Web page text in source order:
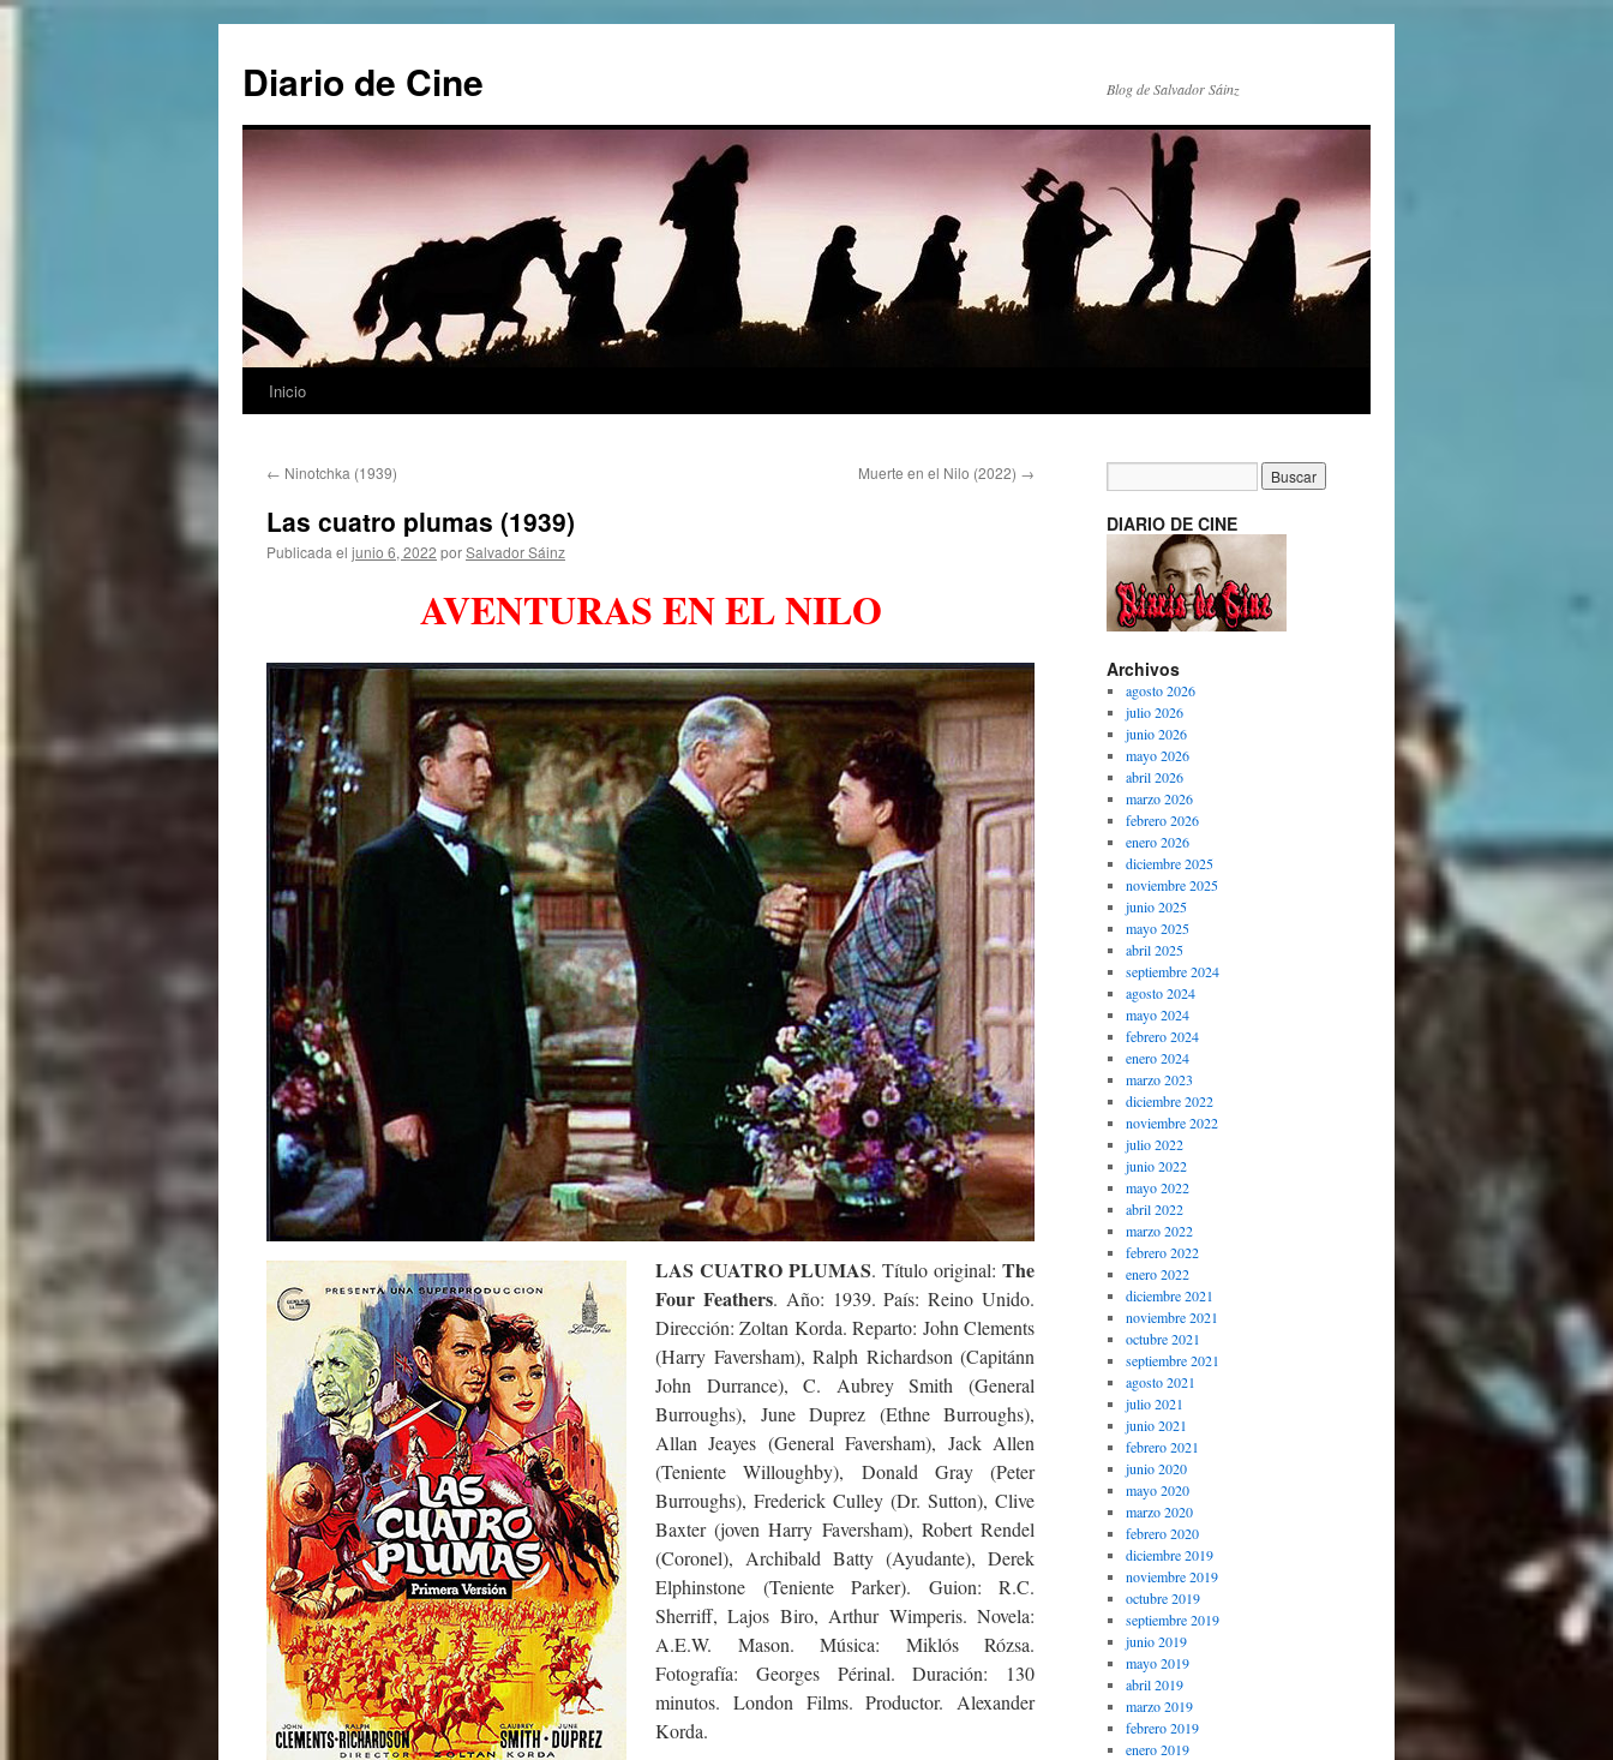
contenido
Diario de Cine Blog de Salvador Sáinz
Inicio
← Ninotchka (1939) Muerte en el Nilo (2022) →
Las cuatro plumas (1939)
Publicada el junio 6, 2022 porSalvador Sáinz
AVENTURAS EN EL NILO
LAS CUATRO PLUMAS. Título original: The
Four Feathers. Año: 1939. País: Reino Unido.
Dirección: Zoltan Korda. Reparto: John Clements
(Harry Faversham), Ralph Richardson (Capitánn
John Durrance), C. Aubrey Smith (General
Burroughs), June Duprez (Ethne Burroughs),
Allan Jeayes (General Faversham), Jack Allen
(Teniente Willoughby), Donald Gray (Peter
Burroughs), Frederick Culley (Dr. Sutton), Clive
Baxter (joven Harry Faversham), Robert Rendel
(Coronel), Archibald Batty (Ayudante), Derek
Elphinstone (Teniente Parker). Guion: R.C.
Sherriff, Lajos Biro, Arthur Wimperis. Novela:
A.E.W. Mason. Música: Miklós Rózsa.
Fotografía: Georges Périnal. Duración: 130
minutos. London Films. Productor. Alexander
Korda.
DIARIO DE CINE
Archivos
agosto 2026
julio 2026
junio 2026
mayo 2026
abril 2026
marzo 2026
febrero 2026
enero 2026
diciembre 2025
noviembre 2025
junio 2025
mayo 2025
abril 2025
septiembre 2024
agosto 2024
mayo 2024
febrero 2024
enero 2024
marzo 2023
diciembre 2022
noviembre 2022
julio 2022
junio 2022
mayo 2022
abril 2022
marzo 2022
febrero 2022
enero 2022
diciembre 2021
noviembre 2021
octubre 2021
septiembre 2021
agosto 2021
julio 2021
junio 2021
febrero 2021
junio 2020
mayo 2020
marzo 2020
febrero 2020
diciembre 2019
noviembre 2019
octubre 2019
septiembre 2019
junio 2019
mayo 2019
abril 2019
marzo 2019
febrero 2019
enero 2019